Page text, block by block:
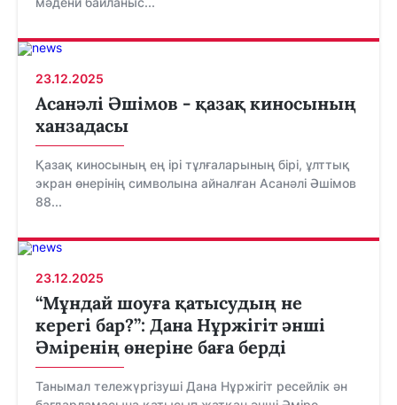
23.12.2025
Асанәлі Әшімов - қазақ киносының
ханзадасы
Қазақ киносының ең ірі тұлғаларының бірі, ұлттық
экран өнерінің символына айналған Асанәлі Әшімов
88...
23.12.2025
“Мұндай шоуға қатысудың не
керегі бар?”: Дана Нұржігіт әнші
Әміренің өнеріне баға берді
Танымал тележүргізуші Дана Нұржігіт ресейлік ән